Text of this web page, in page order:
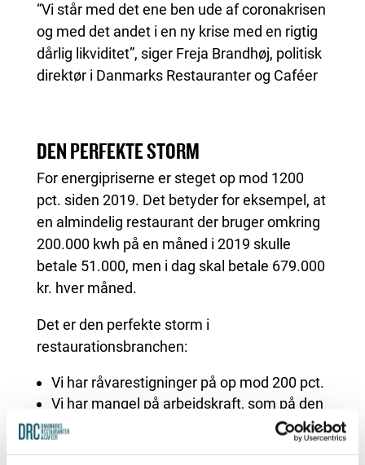
“Vi står med det ene ben ude af coronakrisen
og med det andet i en ny krise med en rigtig
dårlig likviditet”, siger Freja Brandhøj, politisk
direktør i Danmarks Restauranter og Caféer
DEN PERFEKTE STORM
For energipriserne er steget op mod 1200
pct. siden 2019. Det betyder for eksempel, at
en almindelig restaurant der bruger omkring
200.000 kwh på en måned i 2019 skulle
betale 51.000, men i dag skal betale 679.000
kr. hver måned.
Det er den perfekte storm i
restaurationsbranchen:
Vi har råvarestigninger på op mod 200 pct.
Vi har mangel på arbejdskraft, som på den
ene side holder lønningerne oppe - og på